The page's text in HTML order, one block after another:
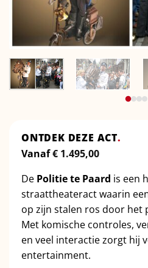
ONTDEK DEZE ACT.
Vanaf€ 1.495,00
De Politie te Paard is een
straattheateract waarin
op zijn stalen ros door het
Met komische controles,
en veel interactie zorgt hij
entertainment.